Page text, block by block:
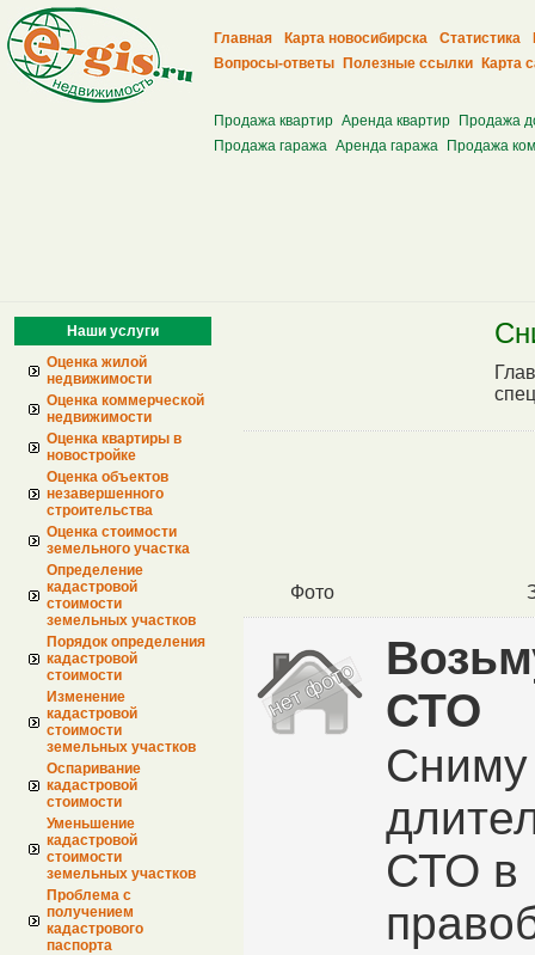
Главная Карта новосибирска Статистика
Вопросы-ответы
Полезные ссылки Карта
Продажа квартир Аренда квартир
Продажа
Продажа гаража Аренда гаража Продажа
Наши услуги
Оценка жилой
недвижимости
Оценка коммерческой
недвижимости
Оценка квартиры в
новостройке
Оценка объектов
незавершенного
строительства
Оценка стоимости
земельного участка
Определение
кадастровой
стоимости
земельных участков
Порядок определения
кадастровой
стоимости
Изменение
кадастровой
стоимости
земельных участков
Оспаривание
кадастровой
стоимости
Уменьшение
кадастровой
стоимости
земельных участков
Проблема с
получением
кадастрового
паспорта
Фото
СТО
СТО в